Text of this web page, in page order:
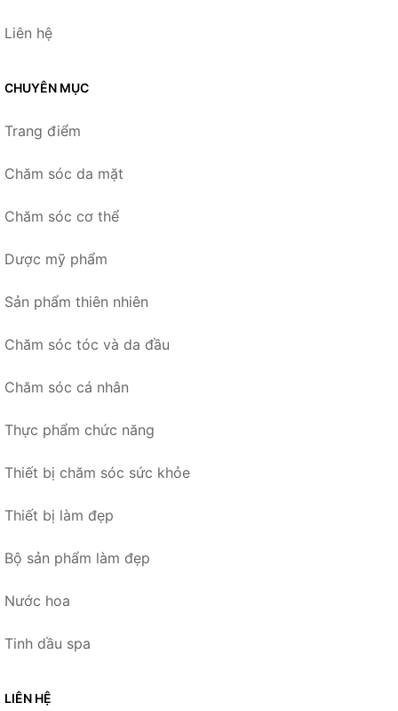
Liên hệ
CHUYÊN MỤC
Trang điểm
Chăm sóc da mặt
Chăm sóc cơ thể
Dược mỹ phẩm
Sản phẩm thiên nhiên
Chăm sóc tóc và da đầu
Chăm sóc cá nhân
Thực phẩm chức năng
Thiết bị chăm sóc sức khỏe
Thiết bị làm đẹp
Bộ sản phẩm làm đẹp
Nước hoa
Tinh dầu spa
LIÊN HỆ